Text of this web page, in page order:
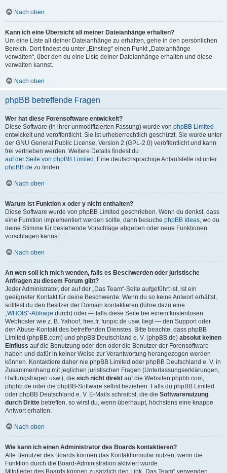
Nach oben
Kann ich eine Übersicht all meiner Dateianhänge erhalten?
Um eine Liste all deiner Dateianhänge zu erhalten, gehe in den persönlichen
Bereich. Dort findest du unter „Einstieg“ einen Punkt „Dateianhänge
verwalten“, über den du eine Liste deiner Dateianhänge erhalten und diese
verwalten kannst.
Nach oben
phpBB betreffende Fragen
Wer hat diese Forensoftware entwickelt?
Diese Software (in ihrer unmodifizierten Fassung) wurde von phpBB Limited
entwickelt und veröffentlicht. Sie ist urheberrechtlich geschützt. Sie wurde unter
der GNU General Public License, Version 2 (GPL-2.0) veröffentlicht und kann
frei vertrieben werden. Weitere Details findest du
auf der Seite von phpBB Limited . Eine deutschsprachige Anlaufstelle ist unter
phpBB.de zu finden.
Nach oben
Warum ist Funktion x oder y nicht enthalten?
Diese Software wurde von phpBB Limited geschrieben. Wenn du denkst, dass
eine Funktion implementiert werden sollte, dann besuche phpBB Ideas, wo du
deine Stimme für bestehende Vorschläge abgeben oder neue Funktionen
vorschlagen kannst.
Nach oben
An wen soll ich mich wenden, falls es Beschwerden oder juristische
Anfragen zu diesem Forum gibt?
Jeder Administrator, der auf der „Das Team“-Seite aufgeführt ist, ist ein
geeigneter Kontakt für deine Beschwerde. Wenn du so keine Antwort erhältst,
solltest du den Besitzer der Domain kontaktieren (führe dazu eine
„WHOIS“-Abfrage durch) oder — falls diese Seite bei einem kostenlosen
Webhoster wie z. B. Yahoo!, free.fr, funpic.de usw. liegt — den Support oder
den Abuse-Kontakt des betreffenden Dienstes. Bitte beachte, dass phpBB
Limited (phpBB.com) und phpBB Deutschland e. V. (phpBB.de) absolut keinen
Einfluss auf die Benutzung oder den oder die Benutzer der Forensoftware
haben und dafür in keiner Weise zur Verantwortung herangezogen werden
können. Kontaktiere daher nie phpBB Limited oder phpBB Deutschland e. V. in
Zusammenhang mit jeglichen juristischen Fragen (Unterlassungserklärungen,
Haftungsfragen usw.), die sich nicht direkt auf die Websiten phpbb.com,
phpbb.de oder die phpBB-Software selbst beziehen. Falls du phpBB Limited
oder phpBB Deutschland e. V. E-Mails schreibst, die die Softwarenutzung
durch Dritte betreffen, so wirst du, wenn überhaupt, höchstens eine knappe
Antwort erhalten.
Nach oben
Wie kann ich einen Administrator des Boards kontaktieren?
Alle Benutzer des Boards können das Kontaktformular nutzen, wenn die
Funktion durch die Board-Administration aktiviert wurde.
Mitglieder des Boards können zusätzlich den Link „Das Team“ verwenden.